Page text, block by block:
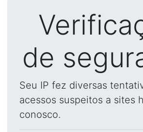
de
Seu IP fez diversas
acessos suspeitos a sites
conosco.